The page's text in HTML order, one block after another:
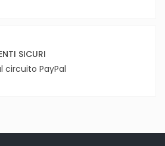
SICURI
circuito PayPal